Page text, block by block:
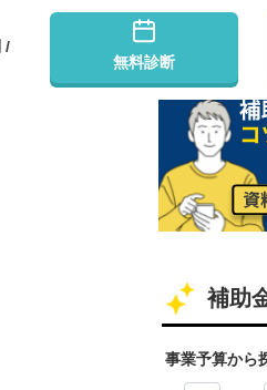
無料診断
補助
事業予算から